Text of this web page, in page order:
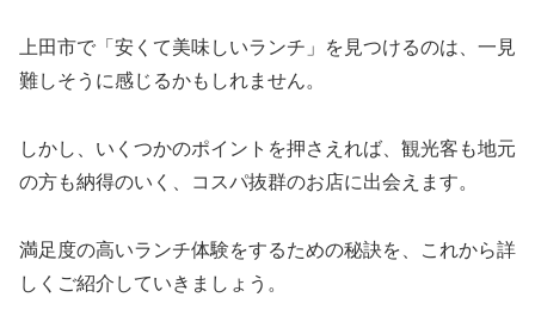
上田市で「安くて美味しいランチ」を見つけるのは、一見
難しそうに感じるかもしれません。
しかし、いくつかのポイントを押さえれば、観光客も地元
の方も納得のいく、コスパ抜群のお店に出会えます。
満足度の高いランチ体験をするための秘訣を、これから詳
しくご紹介していきましょう。